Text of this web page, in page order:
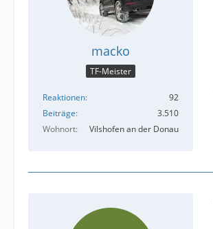
macko
TF-Meister
Reaktionen
92
Beiträge
3.510
Wohnort
Vilshofen an der Donau